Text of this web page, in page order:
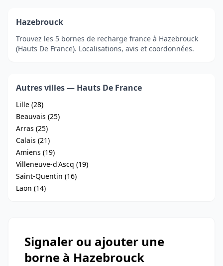
Hazebrouck
Trouvez les 5 bornes de recharge france à Hazebrouck
(Hauts De France). Localisations, avis et coordonnées.
Autres villes — Hauts De France
Lille (28)
Beauvais (25)
Arras (25)
Calais (21)
Amiens (19)
Villeneuve-d'Ascq (19)
Saint-Quentin (16)
Laon (14)
Signaler ou ajouter une
borne à Hazebrouck